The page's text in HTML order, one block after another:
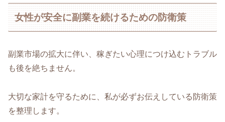
女性が安全に副業を続けるための防衛策
副業市場の拡大に伴い、稼ぎたい心理につけ込むトラブル
も後を絶ちません。
大切な家計を守るために、私が必ずお伝えしている防衛策
を整理します。